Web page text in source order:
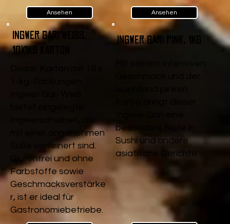
Ansehen Ansehen
Ingwer Gari Weiß,
10x1kg Karton
Ingwerscheiben, die
mit einer angenehmen
Süße verfeinert sind.
Glutenfrei und ohne
Farbstoffe sowie
Geschmacksverstärke
r, ist er ideal für
Gastronomiebetriebe.
Ingwer Gari pink, 1kg
besondere Note in
Sushi und andere
asiatische Gerichte.